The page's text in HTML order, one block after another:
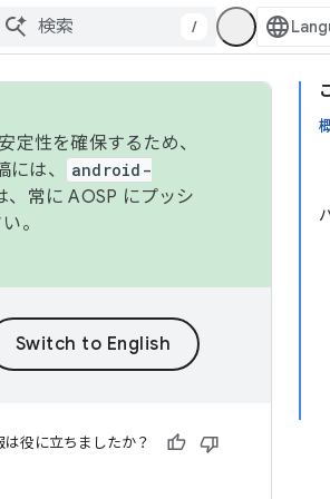
/
性を確保するため、
は、
android-
常に AOSP にプッシ
。
は役に立ちましたか？